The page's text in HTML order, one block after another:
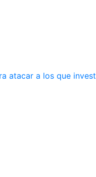
atacar a los que